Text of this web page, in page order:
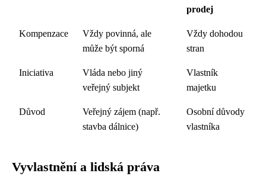
prodej
Kompenzace
Vždy povinná, ale
může být sporná
Vždy dohodou
stran
Iniciativa
Vláda nebo jiný
veřejný subjekt
Vlastník
majetku
Důvod
Veřejný zájem (např.
stavba dálnice)
Osobní důvody
vlastníka
Vyvlastnění a lidská práva